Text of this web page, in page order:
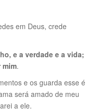
em Deus, crede
e a verdade e a vida;
mim.
e os guarda esse é
será amado de meu
a ele.